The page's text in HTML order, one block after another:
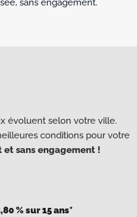
sans engagement.
évoluent selon votre ville.
conditions pour votre
et sans engagement !
% sur 15 ans*